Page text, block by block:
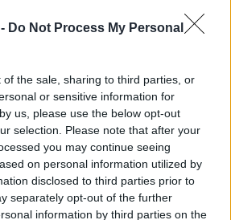
Do Not Process My Personal
of the sale, sharing to third parties, or
or sensitive information for
us, please use the below opt-out
selection. Please note that after your
you may continue seeing
on personal information utilized by
disclosed to third parties prior to
separately opt-out of the further
information by third parties on the
-3 (0,0%) 501
10 025
(100,0%)
2 (0,0%) 506
10 115
(100,0%)
-2 (0,0%) 502 10 042
0 (0,0%) 566
13 000
0 (0,0%) 573
13 000
(100,0%)
0 (0,0%) 576
13 000
(100,0%)
0 (0,0%) 576
13 000